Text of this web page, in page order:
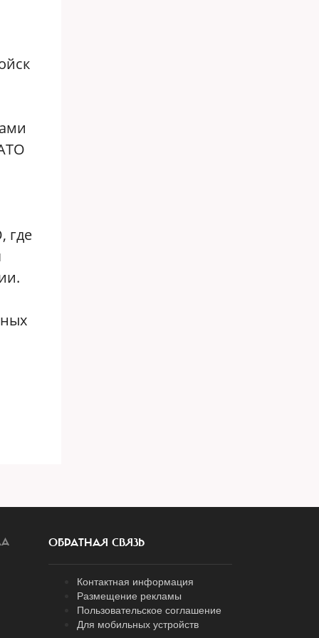
где
ОБРАТНАЯ СВЯЗЬ
Контактная информация
Размещение рекламы
Пользовательское соглашение
Для мобильных устройств